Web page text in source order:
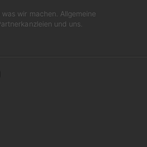
wir machen. Allgemeine
und uns.